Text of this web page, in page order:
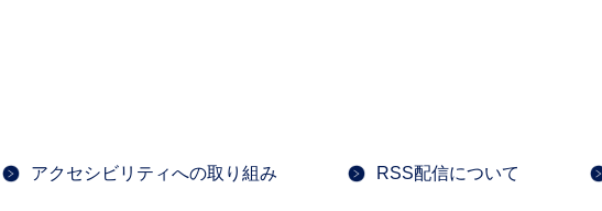
アクセシビリティへの取り組み RSS配信について